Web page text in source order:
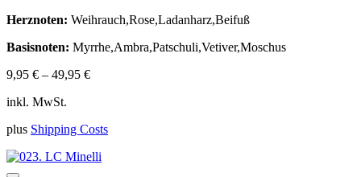
Herznoten: Weihrauch,Rose,Ladanharz,Beifuß
Basisnoten: Myrrhe,Ambra,Patschuli,Vetiver,Moschus
9,95 € – 49,95 €
inkl. MwSt.
plus Shipping Costs